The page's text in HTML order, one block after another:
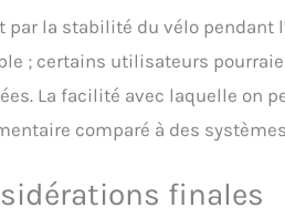
la stabilité du vélo pendant
; certains utilisateurs
La facilité avec laquelle on
comparé à des
finales